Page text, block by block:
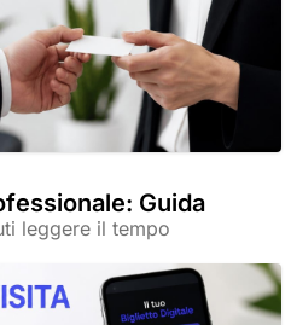
Guida
leggere il tempo